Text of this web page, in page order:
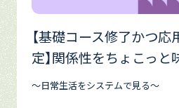
【基礎コース修了かつ
定】関係性をちょこっ
～日常生活をシステムで見る～